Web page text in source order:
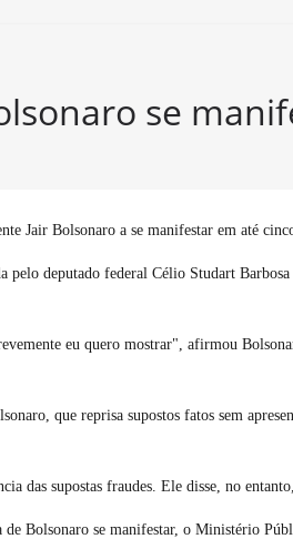
se
Jair Bolsonaro a se manifestar em até
pelo deputado federal Célio Studart
eu quero mostrar", afirmou
que reprisa supostos fatos sem
das supostas fraudes. Ele disse, no
Bolsonaro se manifestar, o Ministério